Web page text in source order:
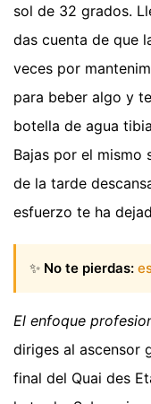
sol de 32 grados.
das cuenta de que
veces por
para beber algo y
botella de agua
Bajas por el mismo
de la tarde
esfuerzo te ha
✨ No te pierdas:
El enfoque
diriges al ascensor
final del Quai des